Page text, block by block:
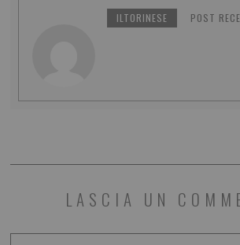
ILTORINESE POST
LASCIA UN